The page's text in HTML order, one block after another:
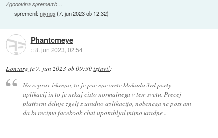
Zgodovina sprememb…
spremenil:njyngs (7. jun 2023 ob 12:32)
Phantomeye
::8. jun 2023, 02:54
Lonsarg je 7. jun 2023 ob 09:30izjavil:
No ceprav iskreno, to je pac ene vrste blokada 3rd party
aplikacij in to je nekaj cisto normalnega v tem svetu. Precej
platform deluje zgolj z uradno aplikacijo, nobenega ne poznam
da bi recimo facebook chat uporabljal mimo uradne...